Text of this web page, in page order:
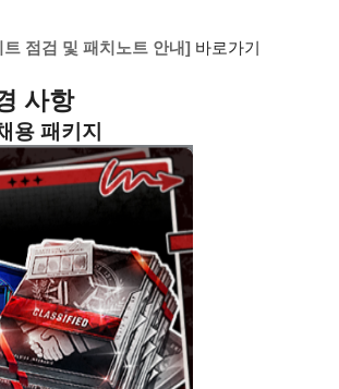
트 점검 및 패치노트 안내] 바로가기
사항
용 패키지